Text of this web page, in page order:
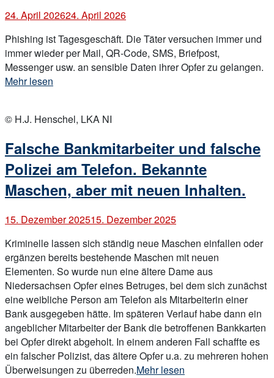
24. April 202624. April 2026
Phishing ist Tagesgeschäft. Die Täter versuchen immer und
immer wieder per Mail, QR-Code, SMS, Briefpost,
Messenger usw. an sensible Daten ihrer Opfer zu gelangen.
Mehr lesen
post
© H.J. Henschel, LKA NI
Falsche Bankmitarbeiter und falsche
Polizei am Telefon. Bekannte
Maschen, aber mit neuen Inhalten.
15. Dezember 202515. Dezember 2025
Kriminelle lassen sich ständig neue Maschen einfallen oder
ergänzen bereits bestehende Maschen mit neuen
Elementen. So wurde nun eine ältere Dame aus
Niedersachsen Opfer eines Betruges, bei dem sich zunächst
eine weibliche Person am Telefon als Mitarbeiterin einer
Bank ausgegeben hätte. Im späteren Verlauf habe dann ein
angeblicher Mitarbeiter der Bank die betroffenen Bankkarten
bei Opfer direkt abgeholt. In einem anderen Fall schaffte es
ein falscher Polizist, das ältere Opfer u.a. zu mehreren hohen
Überweisungen zu überreden.„Falsche
Mehr lesen